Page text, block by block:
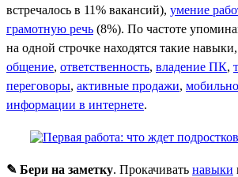
встречалось в 11% вакансий), умение
грамотную речь (8%). По частоте
на одной строчке находятся такие
общение, ответственность, владение ПК,
переговоры, активные продажи,
информации в интернете.
✎ Бери на заметку. Прокачивать навыки